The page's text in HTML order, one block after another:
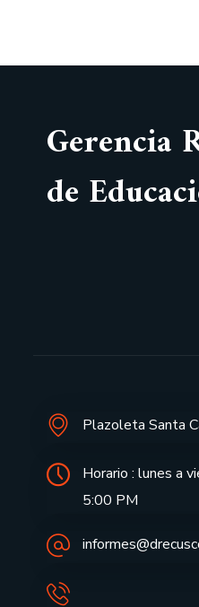
Gerencia
de
Plazoleta Santa
Horario : lunes a
5:00 PM